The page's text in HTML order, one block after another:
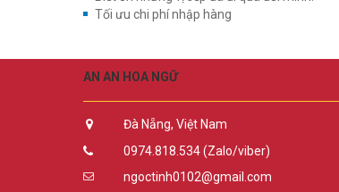
Tối ưu chi phí nhập hàng
AN AN HOA NGỮ
Đà Nẵng, Việt Nam
0974.818.534 (Zalo/viber)
ngoctinh0102@gmail.com